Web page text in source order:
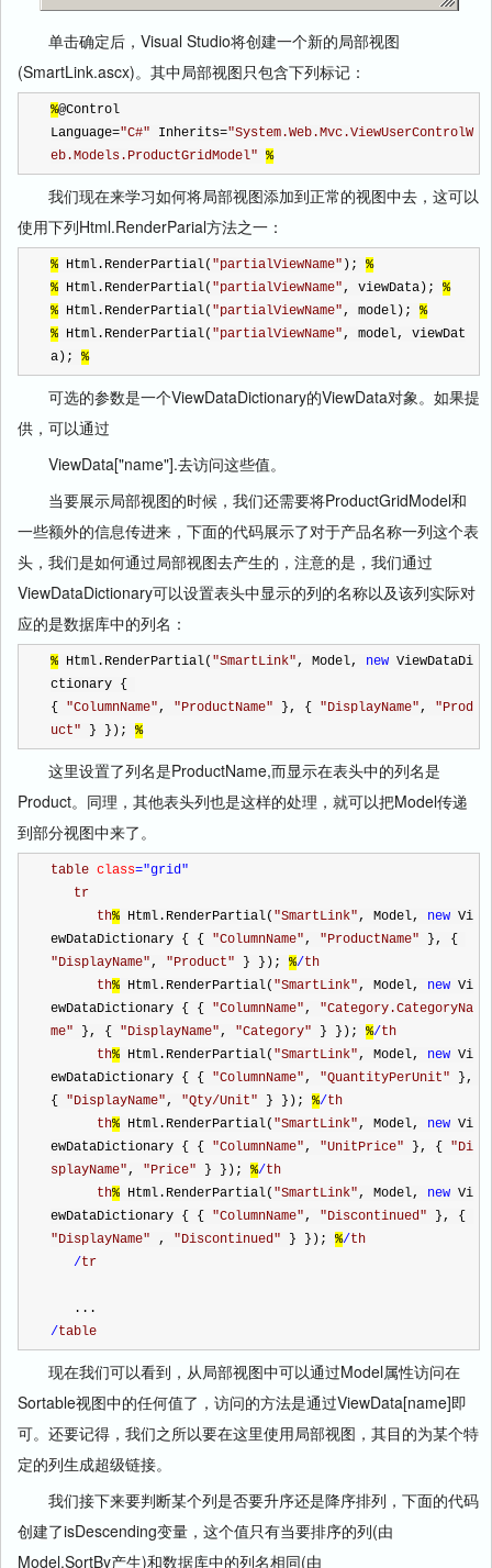
单击确定后，Visual Studio将创建一个新的局部视图
(SmartLink.ascx)。其中局部视图只包含下列标记：
%@Control
Language="C#" Inherits="System.Web.Mvc.ViewUserControlW
eb.Models.ProductGridModel" %
我们现在来学习如何将局部视图添加到正常的视图中去，这可以
使用下列Html.RenderParial方法之一：
% Html.RenderPartial( "partialViewName" ); %
% Html.RenderPartial( "partialViewName", viewData); %
% Html.RenderPartial( "partialViewName", model); %
% Html.RenderPartial( "partialViewName", model, viewDat
a); %
可选的参数是一个ViewDataDictionary的ViewData对象。如果提
供，可以通过
ViewData["name"].去访问这些值。
当要展示局部视图的时候，我们还需要将ProductGridModel和
一些额外的信息传进来，下面的代码展示了对于产品名称一列这个表
头，我们是如何通过局部视图去产生的，注意的是，我们通过
ViewDataDictionary可以设置表头中显示的列的名称以及该列实际对
应的是数据库中的列名：
% Html.RenderPartial( "SmartLink", Model, new ViewDataDi
ctionary {
{ "ColumnName", "ProductName" }, { "DisplayName", "Prod
uct" } }); %
这里设置了列名是ProductName,而显示在表头中的列名是
Product。同理，其他表头列也是这样的处理，就可以把Model传递
到部分视图中来了。
table class="grid"
tr
th% Html.RenderPartial( "SmartLink", Model, new Vi
ewDataDictionary { { "ColumnName", "ProductName"
"DisplayName", "Product" } }); %/th
th% Html.RenderPartial( "SmartLink", Model, new Vi
ewDataDictionary { { "ColumnName", "Category.CategoryNa
me" }, { "DisplayName", "Category" } }); %/th
th% Html.RenderPartial( "SmartLink", Model, new Vi
ewDataDictionary { { "ColumnName", "QuantityPerUnit" },
{ "DisplayName", "Qty/Unit" } }); %/th
th% Html.RenderPartial( "SmartLink", Model, new Vi
ewDataDictionary { { "ColumnName", "UnitPrice" }, { "Di
splayName", "Price" } }); %/th
th% Html.RenderPartial( "SmartLink", Model, new Vi
ewDataDictionary { { "ColumnName", "Discontinued"
"DisplayName" , "Discontinued" } }); %/th
/tr
   ...
/table
现在我们可以看到，从局部视图中可以通过Model属性访问在
Sortable视图中的任何值了，访问的方法是通过ViewData[name]即
可。还要记得，我们之所以要在这里使用局部视图，其目的为某个特
定的列生成超级链接。
我们接下来要判断某个列是否要升序还是降序排列，下面的代码
创建了isDescending变量，这个值只有当要排序的列(由
Model.SortBy产生)和数据库中的列名相同(由